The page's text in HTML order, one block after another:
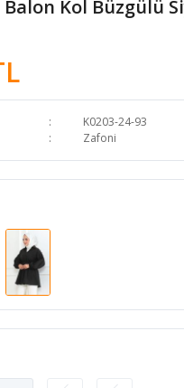
Balon Kol Büzgülü
K0203-24-93
Zafoni